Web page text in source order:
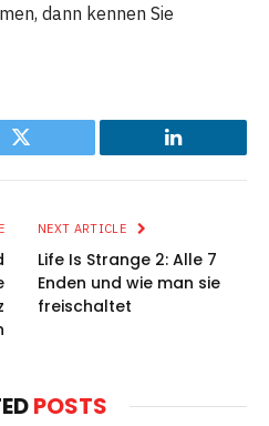
dann kennen Sie
Twitter LinkedIn
NEXT ARTICLE
Life Is Strange 2: Alle 7
Enden und wie man sie
freischaltet
POSTS